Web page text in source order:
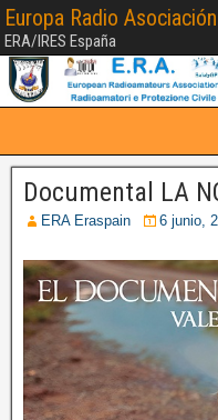
Europa Radio
ERA/IRES España
Documental LA
ERA Eraspain 6 junio,